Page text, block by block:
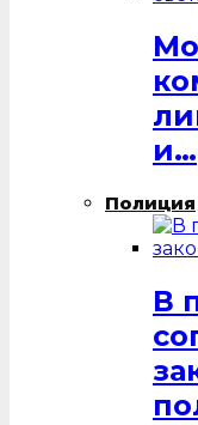
и…
Полиция
В